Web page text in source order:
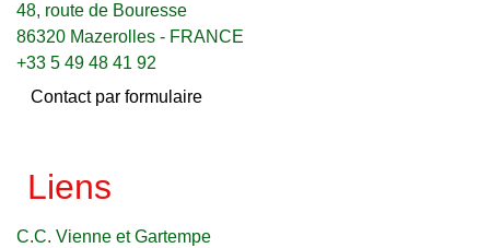
48, route de Bouresse
86320 Mazerolles - FRANCE
+33 5 49 48 41 92
Contact par formulaire
Liens
C.C. Vienne et Gartempe